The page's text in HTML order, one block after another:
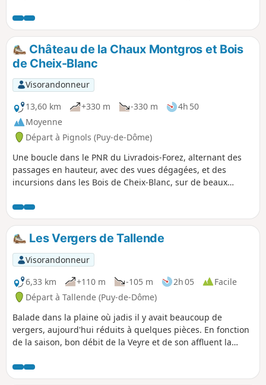
village en frontière de Limagne. Les hauteurs offrent des
vues étendues, et l’itinéraire traverse plusieurs fois deux
belles rivières, la Veyre et la Monne.
Château de la Chaux Montgros et Bois
de Cheix-Blanc
Visorandonneur
13,60 km
+330 m -330 m
4h 50
Moyenne
Départ à Pignols (Puy-de-Dôme)
Une boucle dans le PNR du Livradois-Forez, alternant des
passages en hauteur, avec des vues dégagées, et des
incursions dans les Bois de Cheix-Blanc, sur de beaux
routes tranquilles. Visite du joli village de Pignols, puis
passage près du Château de la Chaux Montgros. En fin
d'itinéraire, une petite visite d'une zone humide et de son
sentier d'interprétation, site aménagé pour l'Espace Naturel
Sensible de la Forêt de la Comté.
Les Vergers de Tallende
Visorandonneur
6,33 km
+110 m -105 m 2h 05
Facile
Départ à Tallende (Puy-de-Dôme)
Balade dans la plaine où jadis il y avait beaucoup de
vergers, aujourd'hui réduits à quelques pièces. En fonction
de la saison, bon débit de la Veyre et de son affluent la